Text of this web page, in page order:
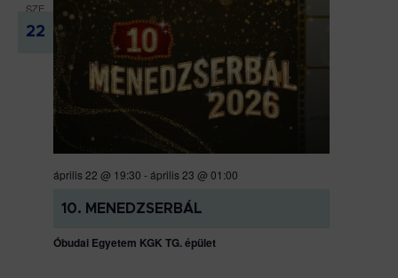
SZE
22
április 22 @ 19:30 -április 23 @ 01:00
10. MENEDZSERBÁL
Óbudai Egyetem KGK TG. épület